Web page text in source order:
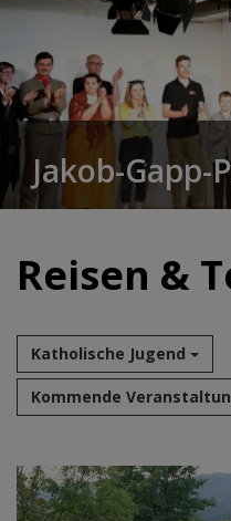
Jakob-Gapp-
Reisen &
Katholische Jugend
Kommende
Aug 2026
Sep 2026